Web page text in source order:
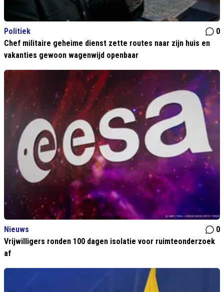
Politiek
0
Chef militaire geheime dienst zette routes naar zijn huis en
vakanties gewoon wagenwijd openbaar
Nieuws
0
Vrijwilligers ronden 100 dagen isolatie voor ruimteonderzoek
af